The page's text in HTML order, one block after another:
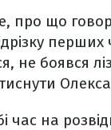
про що
не боявся
час на